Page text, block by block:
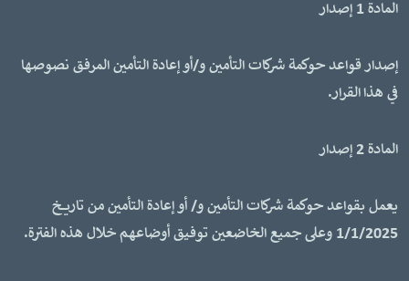
المادة 1 إصدار
إصدار قواعد حوكمة شركات التأمين و/أو إعادة التأمين المرفق نصوصها
في هذا القرار.
المادة 2 إصدار
يعمل بقواعد حوكمة شركات التأمين و/ أو إعادة التأمين من تاريخ
1/1/2025 وعلى جميع الخاضعين توفيق أوضاعهم خلال هذه الفترة.